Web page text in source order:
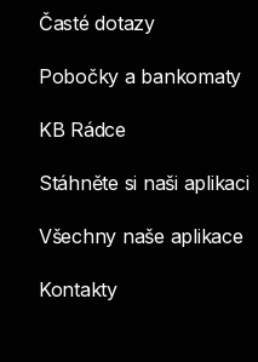
Časté dotazy
Pobočky a bankomaty
KB Rádce
Stáhněte si naši aplikaci
Všechny naše aplikace
Kontakty